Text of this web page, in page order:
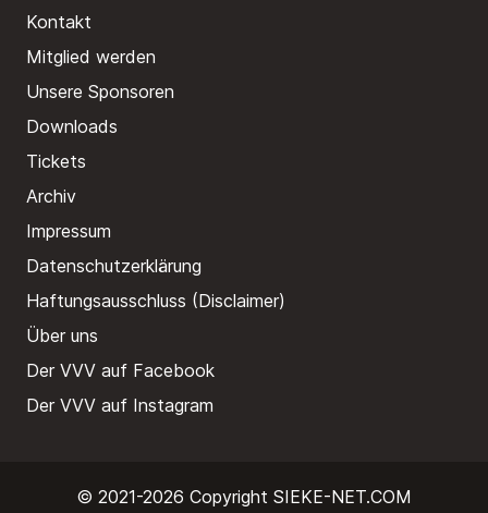
Kontakt
Mitglied werden
Unsere Sponsoren
Downloads
Tickets
Archiv
Impressum
Datenschutzerklärung
Haftungsausschluss (Disclaimer)
Über uns
Der VVV auf Facebook
Der VVV auf Instagram
© 2021-2026 Copyright SIEKE-NET.COM